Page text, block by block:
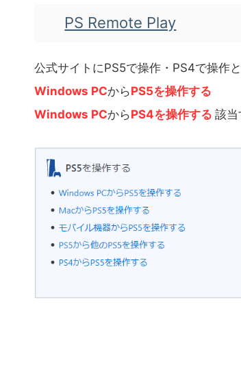
PS Remote Play
公式サイトにPS5で操作・PS4で操作と
Windows PCからPS5を操作する
Windows PCからPS4を操作する 該当